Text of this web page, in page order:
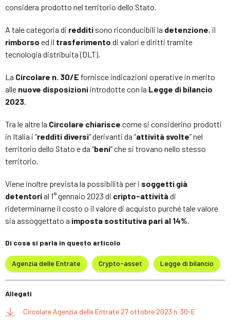
considera prodotto nel territorio dello Stato.
A tale categoria di redditi sono riconducibili la detenzione, il
rimborso ed il trasferimento di valori e diritti tramite
tecnologia distribuita (DLT).
La Circolare n. 30/E fornisce indicazioni operative in merito
alle nuove disposizioni introdotte con la Legge di bilancio
2023.
Tra le altre la Circolare chiarisce come si considerino prodotti
in Italia i “redditi diversi” derivanti da “attività svolte” nel
territorio dello Stato e da “beni” che si trovano nello stesso
territorio.
Viene inoltre prevista la possibilità per i soggetti già
detentorial 1° gennaio 2023 di cripto-attivitàdi
rideterminarne il costo o il valore di acquisto purché tale valore
sia assoggettato a imposta sostitutiva pari al 14%.
Di cosa si parla in questo articolo
Agenzia delle Entrate Crypto-asset Legge di bilancio
Allegati
Circolare Agenzia delle Entrate 27 ottobre 2023 n. 30-E